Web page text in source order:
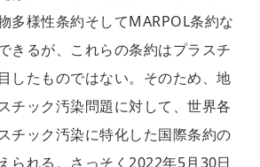
多様性条約そしてMARPOL条約な
きるが、これらの条約はプラスチ
したものではない。そのため、地
チック汚染問題に対して、世界各
チック汚染に特化した国際条約の
られる。さっそく2022年5月30日